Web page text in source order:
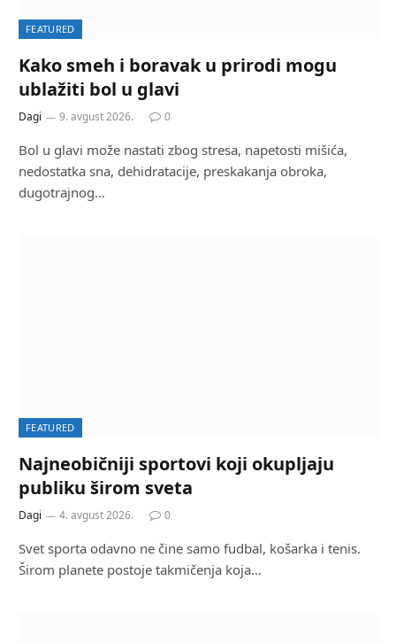
FEATURED
Kako smeh i boravak u prirodi mogu
ublažiti bol u glavi
Dagi 9. avgust 2026. 0
Bol u glavi može nastati zbog stresa, napetosti mišića,
nedostatka sna, dehidratacije, preskakanja obroka,
dugotrajnog…
FEATURED
Najneobičniji sportovi koji okupljaju
publiku širom sveta
Dagi 4. avgust 2026. 0
Svet sporta odavno ne čine samo fudbal, košarka i tenis.
Širom planete postoje takmičenja koja…